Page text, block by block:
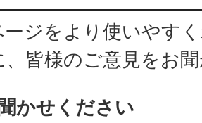
ジをより使いやす
皆様のご意見をお
かせください